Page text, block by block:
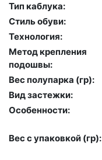
Тип каблука:
Стиль обуви:
Технология:
Метод крепления
подошвы:
Вес полупарка (гр):
Вид застежки:
Особенности:
Вес с упаковкой (гр):